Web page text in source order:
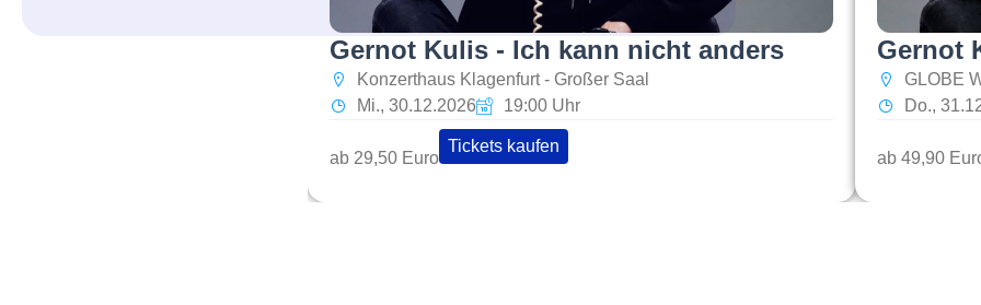
Gernot Kulis - Ich kann nicht anders
Konzerthaus Klagenfurt - Großer Saal
Mi., 30.12.2026
19:00 Uhr
ab 29,50 Euro
Tickets kaufen
Gernot
GLOBE
Do.,
ab 49,90